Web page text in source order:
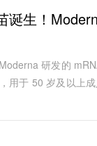
诞生！
研发的
用于 50 岁及以上